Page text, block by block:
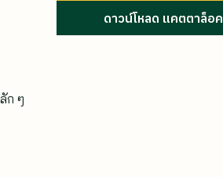
ก ๆ
ดาวน์โหลด แคตตาล็อค